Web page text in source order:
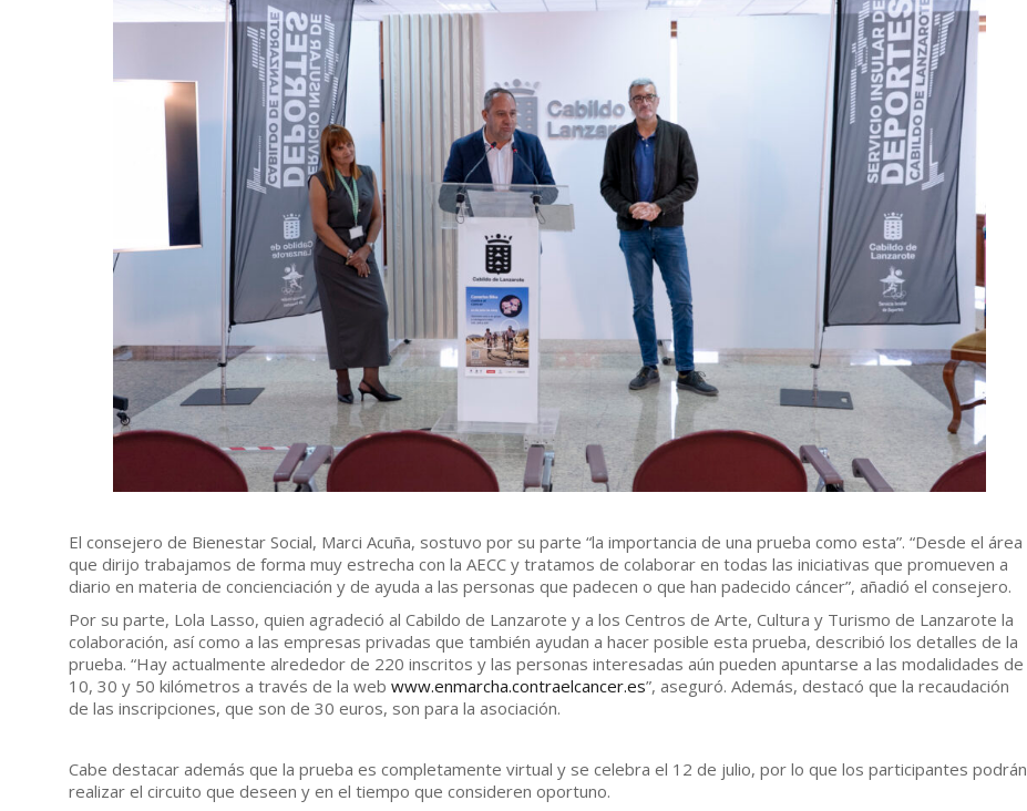
El consejero de Bienestar Social, Marci Acuña, sostuvo por su parte “la importancia de una prueba como esta”. “Desde el área
que dirijo trabajamos de forma muy estrecha con la AECC y tratamos de colaborar en todas las iniciativas que promueven a
diario en materia de concienciación y de ayuda a las personas que padecen o que han padecido cáncer”, añadió el consejero.
Por su parte, Lola Lasso, quien agradeció al Cabildo de Lanzarote y a los Centros de Arte, Cultura y Turismo de Lanzarote la
colaboración, así como a las empresas privadas que también ayudan a hacer posible esta prueba, describió los detalles de la
prueba. “Hay actualmente alrededor de 220 inscritos y las personas interesadas aún pueden apuntarse a las modalidades de
10, 30 y 50 kilómetros a través de la web www.enmarcha.contraelcancer.es”, aseguró. Además, destacó que la recaudación
de las inscripciones, que son de 30 euros, son para la asociación.
Cabe destacar además que la prueba es completamente virtual y se celebra el 12 de julio, por lo que los participantes podrán
realizar el circuito que deseen y en el tiempo que consideren oportuno.